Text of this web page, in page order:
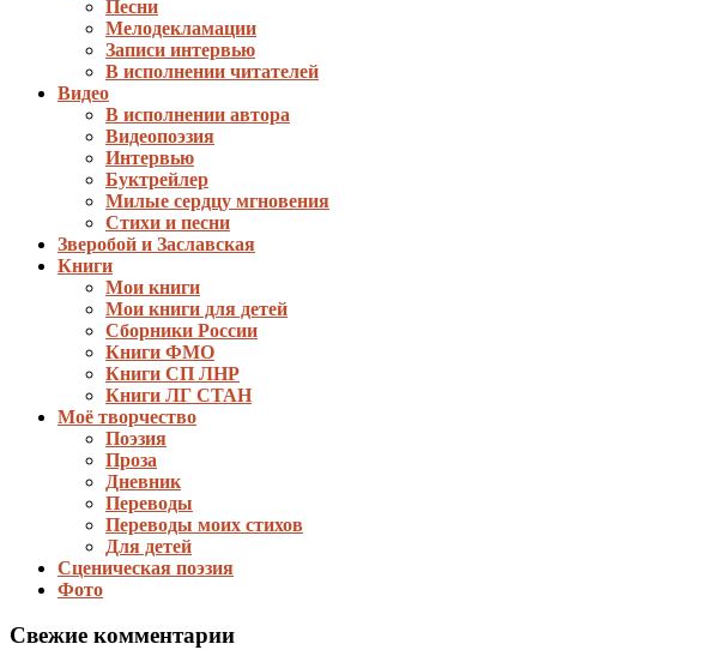
Песни
Мелодекламации
Записи интервью
В исполнении читателей
Видео
В исполнении автора
Видеопоэзия
Интервью
Буктрейлер
Милые сердцу мгновения
Стихи и песни
Зверобой и Заславская
Книги
Мои книги
Мои книги для детей
Сборники России
Книги ФМО
Книги СП ЛНР
Книги ЛГ СТАН
Моё творчество
Поэзия
Проза
Дневник
Переводы
Переводы моих стихов
Для детей
Сценическая поэзия
Фото
Свежие комментарии